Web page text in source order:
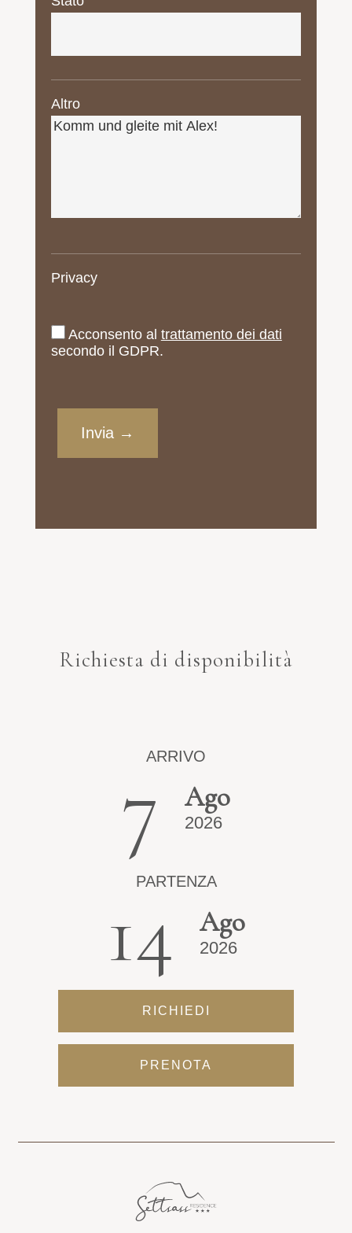
Altro
Privacy
Acconsento al trattamento dei dati
secondo il GDPR.
Richiesta di disponibilità
ARRIVO
7 Ago
2026
PARTENZA
14 Ago
2026
RICHIEDI
PRENOTA